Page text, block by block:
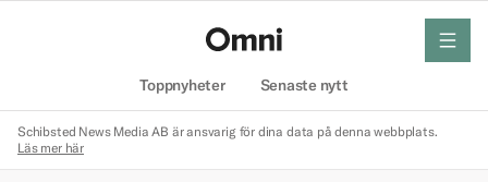
Toppnyheter Senaste nytt
meny
Schibsted News Media AB är ansvarig för dina data på denna webbplats.
Läs mer här